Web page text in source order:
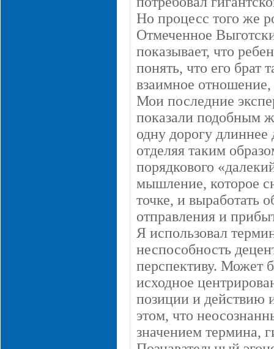
Но процесс того же
Отмеченное
показывает, что
понять, что его брат
взаимное
Мои последние
показали подобным
одну дорогу длиннее
отделяя таким
порядкового
мышление, которое
точке, и выработать
отправления и
Я использовал
неспособность
перспективу. Может
исходное
позиции и действию
этом, что
значением термина,